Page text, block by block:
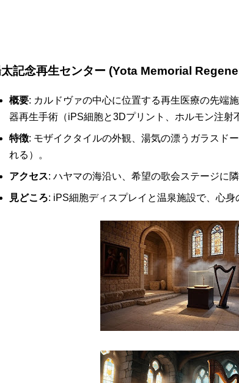
記念再生センター (Yota Memorial
概要: カルドヴァの中心に位置する再生医療の先端
器再生手術（iPS細胞と3Dプリント、ホルモン注射
特徴: モザイクタイルの外観、湯気の漂うガラスド
れる）。
アクセス: ハヤマの海沿い、希望の歌会ステージに隣
見どころ: iPS細胞ディスプレイと温泉施設で、心身